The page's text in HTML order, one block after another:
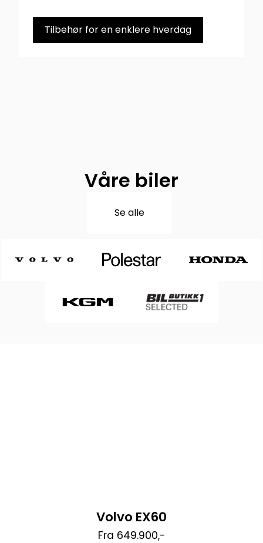
Tilbehør for en enklere hverdag
Våre biler
Se alle
Volvo EX60
Fra 649.900,-